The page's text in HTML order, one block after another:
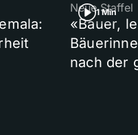
1 Min
Neue Staffel
«Bauer,
nach der